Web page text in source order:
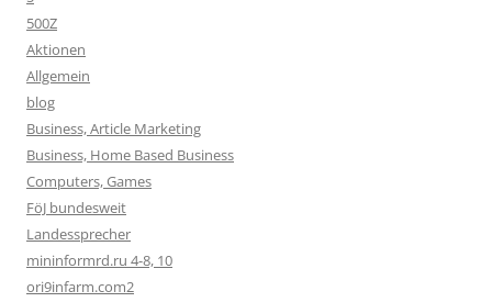
500Z
Aktionen
Allgemein
blog
Business, Article Marketing
Business, Home Based Business
Computers, Games
FöJ bundesweit
Landessprecher
mininformrd.ru 4-8, 10
ori9infarm.com2